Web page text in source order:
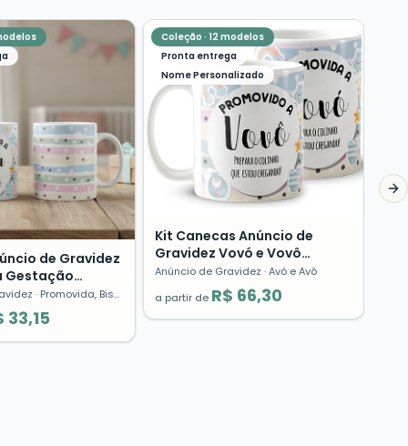
de Gravidez
Gestação
· Promovida, Bisa, Baby Luz
33,15
Coleção · 12 modelos
Pronta entrega
Nome Personalizado
Kit Canecas Anúncio de
Gravidez Vovó e Vovô
Presente Avós Surpresa 👶
Anúncio de Gravidez · Avó e Avô
a partir de R$ 66,30